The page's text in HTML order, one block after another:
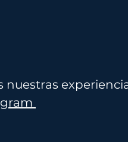
nuestras